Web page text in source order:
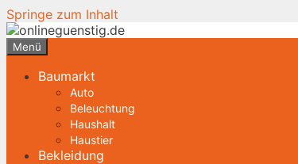
Springe zum Inhalt
Menü
Baumarkt
Auto
Beleuchtung
Haushalt
Haustier
Bekleidung